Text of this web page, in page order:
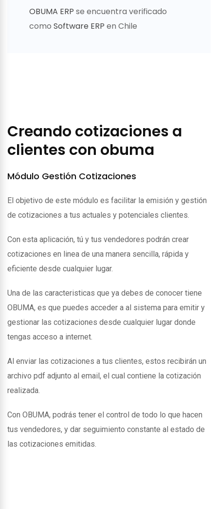
OBUMA ERP se encuentra verificado
como Software ERP en Chile
Creando cotizaciones a
clientes con obuma
Módulo Gestión Cotizaciones
El objetivo de este módulo es facilitar la emisión y gestión
de cotizaciones a tus actuales y potenciales clientes.
Con esta aplicación, tú y tus vendedores podrán crear
cotizaciones en linea de una manera sencilla, rápida y
eficiente desde cualquier lugar.
Una de las caracteristicas que ya debes de conocer tiene
OBUMA, es que puedes acceder a al sistema para emitir y
gestionar las cotizaciones desde cualquier lugar donde
tengas acceso a internet.
Al enviar las cotizaciones a tus clientes, estos recibirán un
archivo pdf adjunto al email, el cual contiene la cotización
realizada.
Con OBUMA, podrás tener el control de todo lo que hacen
tus vendedores, y dar seguimiento constante al estado de
las cotizaciones emitidas.